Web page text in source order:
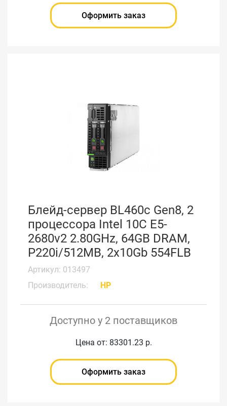
Оформить заказ
Блейд-сервер BL460c Gen8, 2
процессора Intel 10C E5-
2680v2 2.80GHz, 64GB DRAM,
P220i/512MB, 2x10Gb 554FLB
Артикул: 013497
Производитель:
HP
Доступно у 2 поставщиков
Цена от: 83301.23 р.
Оформить заказ